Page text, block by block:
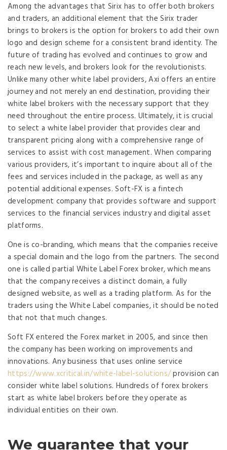
Among the advantages that Sirix has to offer both brokers
and traders, an additional element that the Sirix trader
brings to brokers is the option for brokers to add their own
logo and design scheme for a consistent brand identity. The
future of trading has evolved and continues to grow and
reach new levels, and brokers look for the revolutionists.
Unlike many other white label providers, Axi offers an entire
journey and not merely an end destination, providing their
white label brokers with the necessary support that they
need throughout the entire process. Ultimately, it is crucial
to select a white label provider that provides clear and
transparent pricing along with a comprehensive range of
services to assist with cost management. When comparing
various providers, it’s important to inquire about all of the
fees and services included in the package, as well as any
potential additional expenses. Soft-FX is a fintech
development company that provides software and support
services to the financial services industry and digital asset
platforms.
One is co-branding, which means that the companies receive
a special domain and the logo from the partners. The second
one is called partial White Label Forex broker, which means
that the company receives a distinct domain, a fully
designed website, as well as a trading platform. As for the
traders using the White Label companies, it should be noted
that not that much changes.
Soft FX entered the Forex market in 2005, and since then
the company has been working on improvements and
innovations. Any business that uses online service
https://www.xcritical.in/white-label-solutions/provision can
consider white label solutions. Hundreds of forex brokers
start as white label brokers before they operate as
individual entities on their own.
We guarantee that your